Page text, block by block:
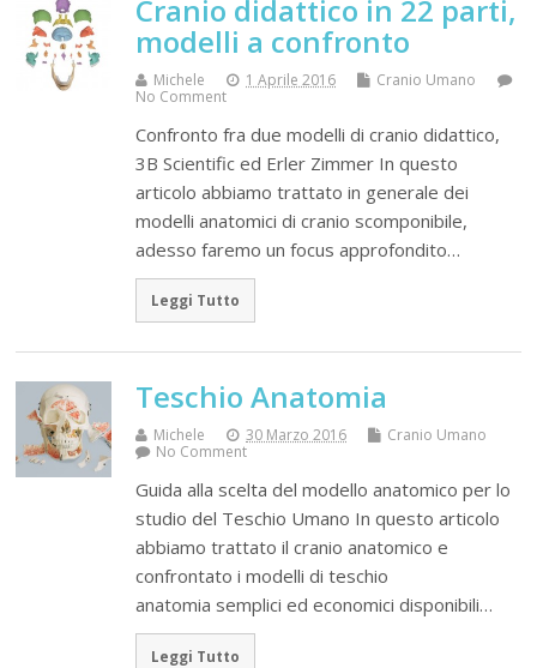
Cranio didattico in 22 parti,
modelli a confronto
Michele 1 Aprile 2016
Cranio Umano
No Comment
Confronto fra due modelli di cranio didattico,
3B Scientific ed Erler Zimmer In questo
articolo abbiamo trattato in generale dei
modelli anatomici di cranio scomponibile,
adesso faremo un focus approfondito…
Leggi Tutto
Teschio Anatomia
Michele 30 Marzo 2016
Cranio Umano
No Comment
Guida alla scelta del modello anatomico per lo
studio del Teschio Umano In questo articolo
abbiamo trattato il cranio anatomico e
confrontato i modelli di teschio
anatomia semplici ed economici disponibili…
Leggi Tutto